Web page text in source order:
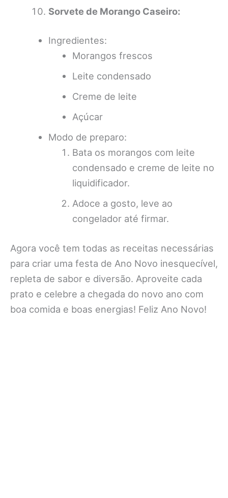
Sorvete de Morango Caseiro:
Ingredientes:
Morangos frescos
Leite condensado
Creme de leite
Açúcar
Modo de preparo:
Bata os morangos com leite
condensado e creme de leite no
liquidificador.
Adoce a gosto, leve ao
congelador até firmar.
Agora você tem todas as receitas necessárias
para criar uma festa de Ano Novo inesquecível,
repleta de sabor e diversão. Aproveite cada
prato e celebre a chegada do novo ano com
boa comida e boas energias! Feliz Ano Novo!